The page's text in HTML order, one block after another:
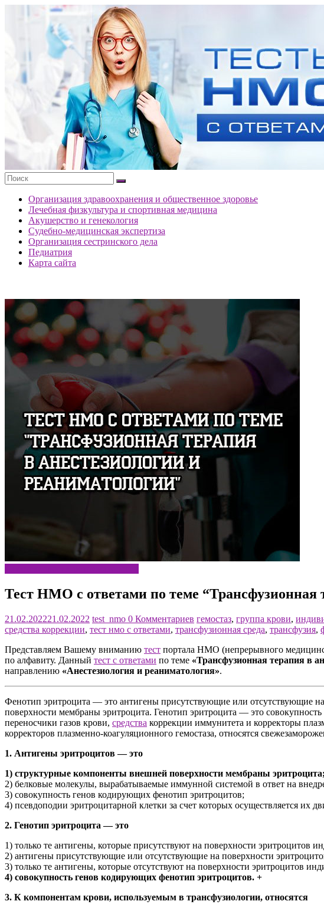
содержимому
портала
ответами
Организация здравоохранения и общественное здоровье
Лечебная физкультура и спортивная медицина
Акушерство и генекология
Судебно-медицинская экспертиза
Организация сестринского дела
Педиатрия
Карта сайта
Тест НМО с ответами по теме “Трансфузионная
21.02.202221.02.2022 test_nmo 0 Комментариев гемостаз, группа крови,
средства коррекции, тест нмо с ответами, трансфузионная среда, трансфузия,
Представляем Вашему вниманию тест портала НМО (непрерывного
по алфавиту. Данный тест с ответами по теме «Трансфузионная терапия в
направлению «Анестезиология и реаниматология».
Фенотип эритроцита — это антигены присутствующие или отсутствующие
поверхности мембраны эритроцита. Генотип эритроцита — это
переносчики газов крови, средства коррекции иммунитета и корректоры
корректоров плазменно-коагуляционного гемостаза, относятся
1. Антигены эритроцитов — это
1) структурные компоненты внешней поверхности мембраны
2) белковые молекулы, вырабатываемые иммунной системой в ответ на
3) совокупность генов кодирующих фенотип эритроцитов;
4) псевдоподии эритроцитарной клетки за счет которых осуществляется их
2. Генотип эритроцита — это
1) только те антигены, которые присутствуют на поверхности эритроцитов
2) антигены присутствующие или отсутствующие на поверхности
3) только те антигены, которые отсутствуют на поверхности эритроцитов
4) совокупность генов кодирующих фенотип эритроцитов. +
3. К компонентам крови, используемым в трансфузиологии, относятся